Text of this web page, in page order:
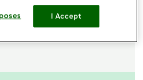
Completo TM6
I Accept